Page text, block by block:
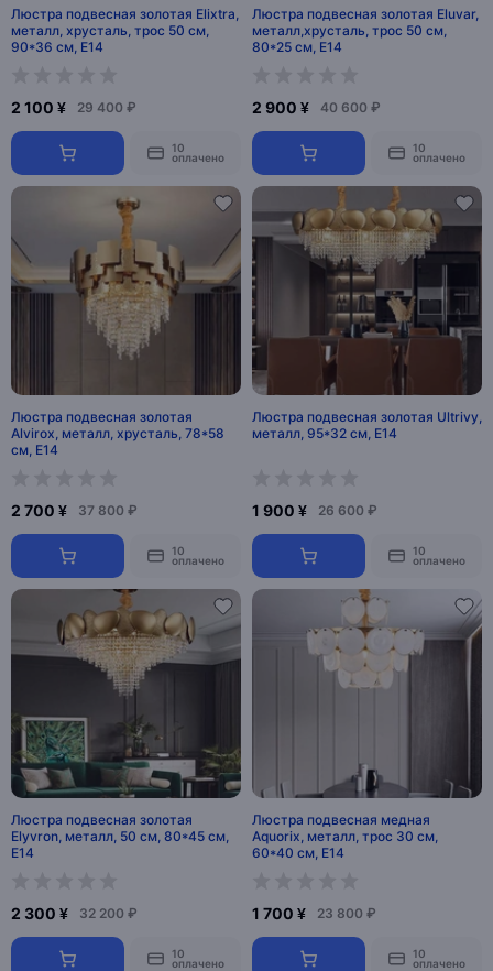
Люстра подвесная золотая Elixtra,
металл, хрусталь, трос 50 см,
90*36 см, Е14
2 100 ¥ 29 400 ₽
10
оплачено
Люстра подвесная золотая Eluvar,
металл,хрусталь, трос 50 см,
80*25 см, Е14
2 900 ¥ 40 600 ₽
10
оплачено
Люстра подвесная золотая
Alvirox, металл, хрусталь, 78*58
см, E14
2 700 ¥ 37 800 ₽
10
оплачено
Люстра подвесная золотая Ultrivy,
металл, 95*32 см, Е14
1 900 ¥ 26 600 ₽
10
оплачено
Люстра подвесная золотая
Elyvron, металл, 50 см, 80*45 см,
Е14
2 300 ¥ 32 200 ₽
10
оплачено
Люстра подвесная медная
Aquorix, металл, трос 30 см,
60*40 см, Е14
1 700 ¥ 23 800 ₽
10
оплачено